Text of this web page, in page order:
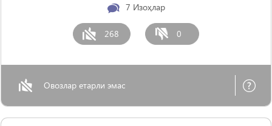
7 Изоҳлар
268 0
Овозлар етарли эмас